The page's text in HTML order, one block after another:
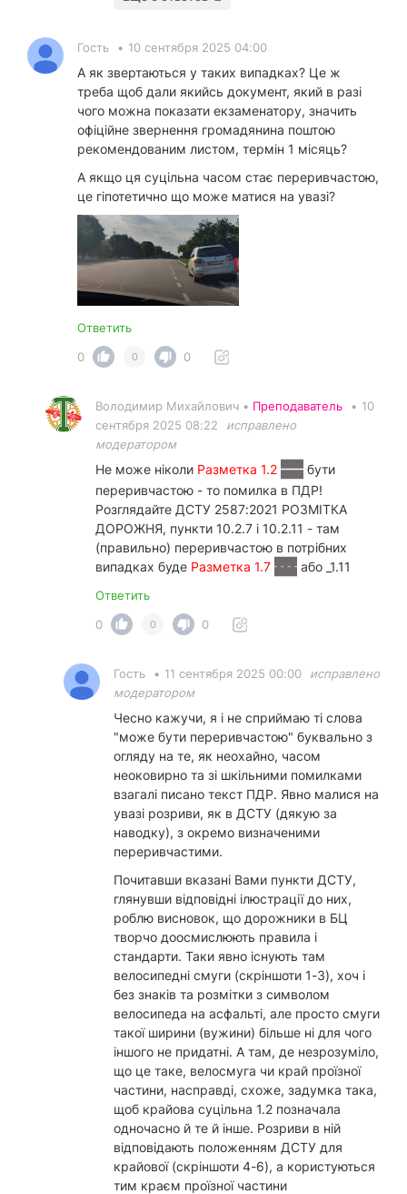
Гость • 10 сентября 2025 04:00
А як звертаються у таких випадках? Це ж
треба щоб дали якийсь документ, який в разі
чого можна показати екзаменатору, значить
офіційне звернення громадянина поштою
рекомендованим листом, термін 1 місяць?
А якщо ця суцільна часом стає переривчастою,
це гіпотетично що може матися на увазі?
Ответить
0
0 0
Володимир Михайлович • Преподаватель • 10
сентября 2025 08:22
исправлено
модератором
Не може ніколи Разметка 1.2
бути
переривчастою - то помилка в ПДР!
Розглядайте ДСТУ 2587:2021 РОЗМІТКА
ДОРОЖНЯ, пункти 10.2.7 і 10.2.11 - там
(правильно) переривчастою в потрібних
випадках буде Разметка 1.7 або _1.11
Ответить
0
0 0
Гость • 11 сентября 2025 00:00
исправлено
модератором
Чесно кажучи, я і не сприймаю ті слова
"може бути переривчастою" буквально з
огляду на те, як неохайно, часом
неоковирно та зі шкільними помилками
взагалі писано текст ПДР. Явно малися на
увазі розриви, як в ДСТУ (дякую за
наводку), з окремо визначеними
переривчастими.
Почитавши вказані Вами пункти ДСТУ,
глянувши відповідні ілюстрації до них,
роблю висновок, що дорожники в БЦ
творчо доосмислюють правила і
стандарти. Таки явно існують там
велосипедні смуги (скріншоти 1-3), хоч і
без знаків та розмітки з символом
велосипеда на асфальті, але просто смуги
такої ширини (вужини) більше ні для чого
іншого не придатні. А там, де незрозуміло,
що це таке, велосмуга чи край проїзної
частини, насправді, схоже, задумка така,
щоб крайова суцільна 1.2 позначала
одночасно й те й інше. Розриви в ній
відповідають положенням ДСТУ для
крайової (скріншоти 4-6), а користуються
тим краєм проїзної частини